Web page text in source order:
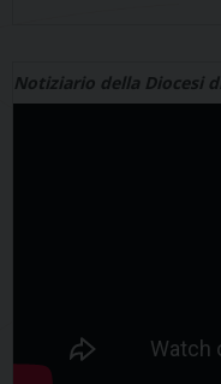
Notiziario della Diocesi